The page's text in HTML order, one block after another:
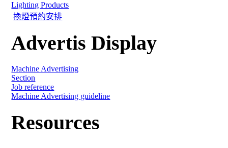
Lighting Products
換燈預約安排
Advertis Display
Machine Advertising
Section
Job reference
Machine Advertising guideline
Resources